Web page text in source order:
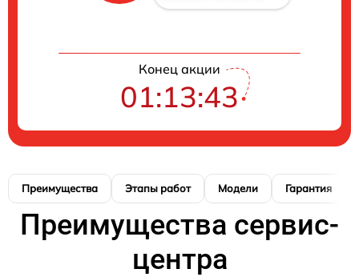
Конец акции
01:13:42
Преимущества Этапы работ Модели Гарантия
Преимущества сервис-
центра